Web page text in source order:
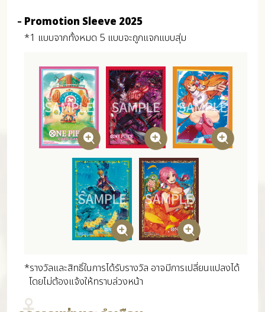
Promotion Sleeve 2025
*1 แบบจากทั้งหมด 5 แบบจะถูกแจกแบบสุ่ม
*รางวัลและสิทธิ์ในการได้รับรางวัล อาจมีการเปลี่ยนแปลงได้
โดยไม่ต้องแจ้งให้ทราบล่วงหน้า